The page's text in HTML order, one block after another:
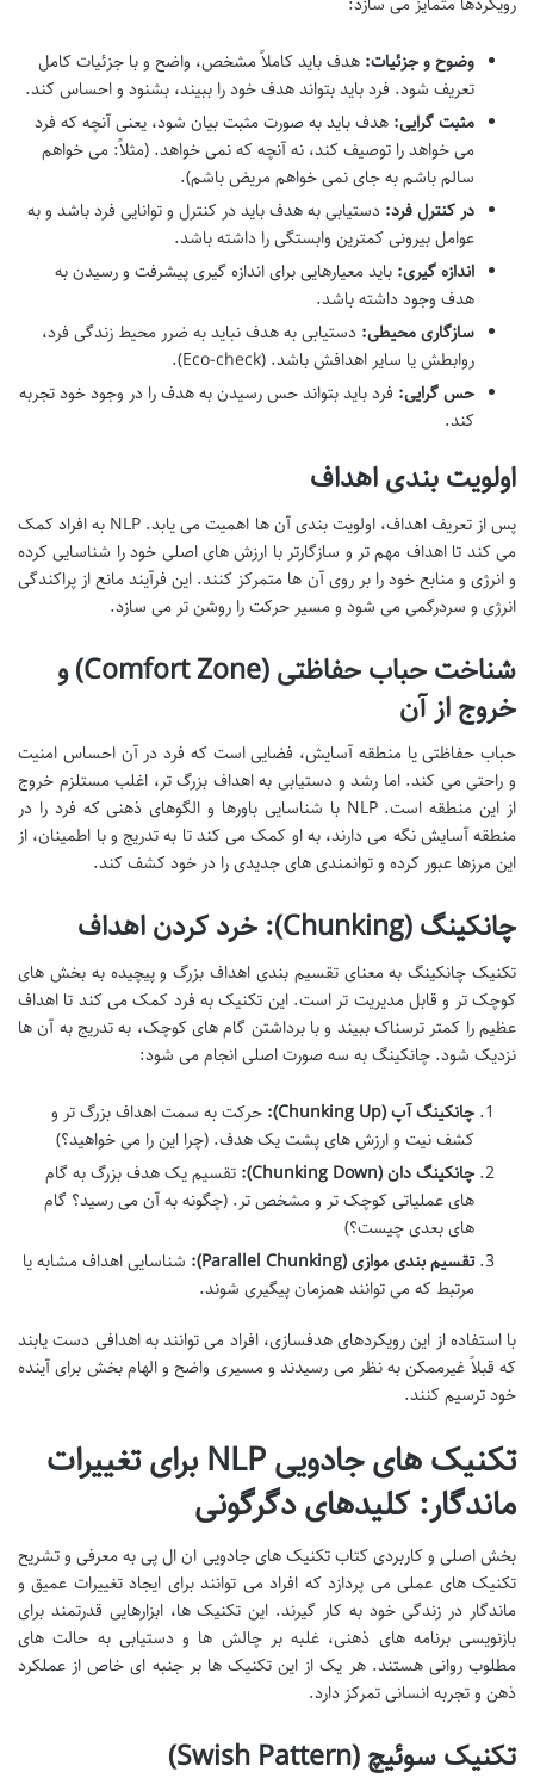
وضوح و جزئیات: هدف باید کاملاً مشخص، واضح و با جزئیات کامل
تعریف شود. فرد باید بتواند هدف خود را ببیند، بشنود و احساس کند.
مثبت گرایی: هدف باید به صورت مثبت بیان شود، یعنی آنچه که فرد
می خواهد را توصیف کند، نه آنچه که نمی خواهد. (مثلاً: می خواهم
سالم باشم به جای نمی خواهم مریض باشم).
در کنترل فرد: دستیابی به هدف باید در کنترل و توانایی فرد باشد و به
عوامل بیرونی کمترین وابستگی را داشته باشد.
اندازه گیری: باید معیارهایی برای اندازه گیری پیشرفت و رسیدن به
هدف وجود داشته باشد.
سازگاری محیطی: دستیابی به هدف نباید به ضرر محیط زندگی فرد،
روابطش یا سایر اهدافش باشد. (Eco-check).
حس گرایی: فرد باید بتواند حس رسیدن به هدف را در وجود خود تجربه
کند.
اولویت بندی اهداف
پس از تعریف اهداف، اولویت بندی آن ها اهمیت می یابد. NLP به افراد کمک
می کند تا اهداف مهم تر و سازگارتر با ارزش های اصلی خود را شناسایی کرده
و انرژی و منابع خود را بر روی آن ها متمرکز کنند. این فرآیند مانع از پراکندگی
انرژی و سردرگمی می شود و مسیر حرکت را روشن تر می سازد.
شناخت حباب حفاظتی (Comfort Zone) و
خروج از آن
حباب حفاظتی یا منطقه آسایش، فضایی است که فرد در آن احساس امنیت
و راحتی می کند. اما رشد و دستیابی به اهداف بزرگ تر، اغلب مستلزم خروج
از این منطقه است. NLP با شناسایی باورها و الگوهای ذهنی که فرد را در
منطقه آسایش نگه می دارند، به او کمک می کند تا به تدریج و با اطمینان، از
این مرزها عبور کرده و توانمندی های جدیدی را در خود کشف کند.
چانکینگ (Chunking): خرد کردن اهداف
تکنیک چانکینگ به معنای تقسیم بندی اهداف بزرگ و پیچیده به بخش های
کوچک تر و قابل مدیریت تر است. این تکنیک به فرد کمک می کند تا اهداف
عظیم را کمتر ترسناک ببیند و با برداشتن گام های کوچک، به تدریج به آن ها
نزدیک شود. چانکینگ به سه صورت اصلی انجام می شود:
چانکینگ آپ (Chunking Up):
حرکت به سمت اهداف بزرگ تر و
کشف نیت و ارزش های پشت یک هدف. (چرا این را می خواهید؟)
چانکینگ دان (Chunking Down):
تقسیم یک هدف بزرگ به گام
های عملیاتی کوچک تر و مشخص تر. (چگونه به آن می رسید؟ گام
های بعدی چیست؟)
تقسیم بندی موازی (Parallel Chunking):
شناسایی اهداف مشابه یا
مرتبط که می توانند همزمان پیگیری شوند.
با استفاده از این رویکردهای هدفسازی، افراد می توانند به اهدافی دست یابند
که قبلاً غیرممکن به نظر می رسیدند و مسیری واضح و الهام بخش برای آینده
خود ترسیم کنند.
تکنیک های جادویی NLP برای تغییرات
ماندگار: کلیدهای دگرگونی
بخش اصلی و کاربردی کتاب تکنیک های جادویی ان ال پی به معرفی و تشریح
تکنیک های عملی می پردازد که افراد می توانند برای ایجاد تغییرات عمیق و
ماندگار در زندگی خود به کار گیرند. این تکنیک ها، ابزارهایی قدرتمند برای
بازنویسی برنامه های ذهنی، غلبه بر چالش ها و دستیابی به حالت های
مطلوب روانی هستند. هر یک از این تکنیک ها بر جنبه ای خاص از عملکرد
ذهن و تجربه انسانی تمرکز دارد.
تکنیک سوئیچ (Swish Pattern)